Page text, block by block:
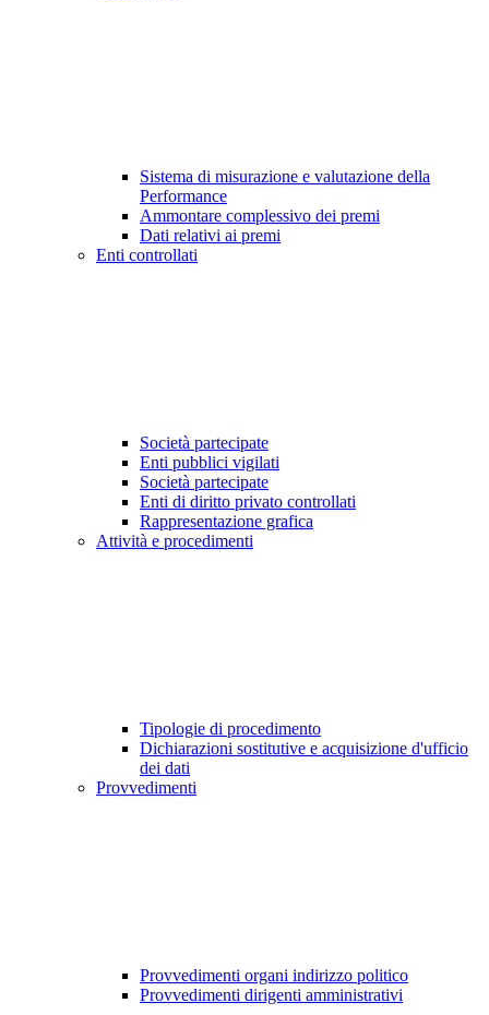
Sistema di misurazione e valutazione della
Performance
Ammontare complessivo dei premi
Dati relativi ai premi
Enti controllati
Società partecipate
Enti pubblici vigilati
Società partecipate
Enti di diritto privato controllati
Rappresentazione grafica
Attività e procedimenti
Tipologie di procedimento
Dichiarazioni sostitutive e acquisizione d'ufficio
dei dati
Provvedimenti
Provvedimenti organi indirizzo politico
Provvedimenti dirigenti amministrativi